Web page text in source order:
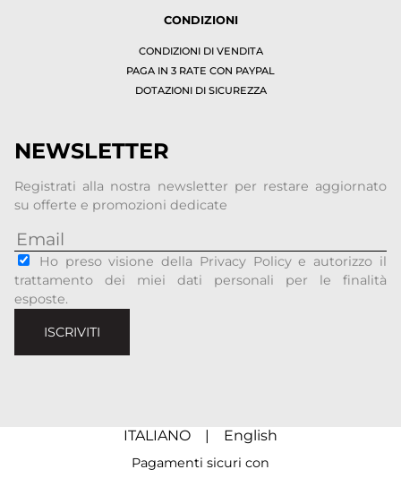
CONDIZIONI
CONDIZIONI DI VENDITA
PAGA IN 3 RATE CON PAYPAL
DOTAZIONI DI SICUREZZA
NEWSLETTER
Registrati alla nostra newsletter per restare aggiornato
su offerte e promozioni dedicate
Ho preso visione della Privacy Policy e autorizzo il
trattamento dei miei dati personali per le finalità
esposte.
ISCRIVITI
ITALIANO | English
Pagamenti sicuri con